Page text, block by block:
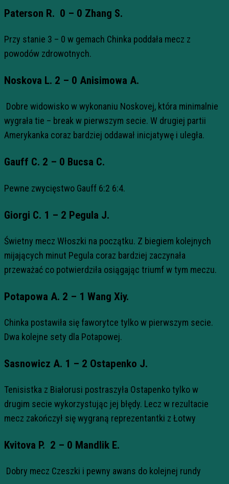
Paterson R. 0 – 0 Zhang S.
Przy stanie 3 – 0 w gemach Chinka poddała mecz z
powodów zdrowotnych.
Noskova L. 2 – 0 Anisimowa A.
Dobre widowisko w wykonaniu Noskovej, która minimalnie
wygrała tie – break w pierwszym secie. W drugiej partii
Amerykanka coraz bardziej oddawał inicjatywę i uległa.
Gauff C. 2 – 0 Bucsa C.
Pewne zwycięstwo Gauff 6:2 6:4.
Giorgi C. 1 – 2 Pegula J.
Świetny mecz Włoszki na początku. Z biegiem kolejnych
mijających minut Pegula coraz bardziej zaczynała
przeważać co potwierdziła osiągając triumf w tym meczu.
Potapowa A. 2 – 1 Wang Xiy.
Chinka postawiła się faworytce tylko w pierwszym secie.
Dwa kolejne sety dla Potapowej.
Sasnowicz A. 1 – 2 Ostapenko J.
Tenisistka z Białorusi postraszyła Ostapenko tylko w
drugim secie wykorzystując jej błędy. Lecz w rezultacie
mecz zakończył się wygraną reprezentantki z Łotwy
Kvitova P. 2 – 0 Mandlik E.
Dobry mecz Czeszki i pewny awans do kolejnej rundy